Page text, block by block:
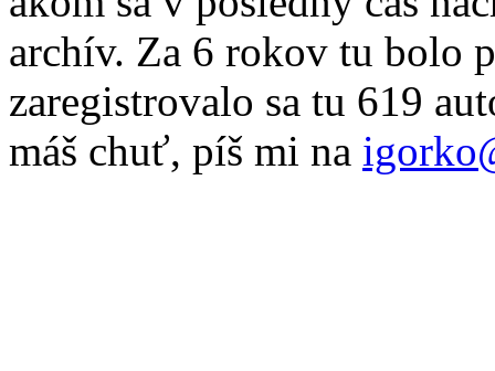
archív. Za 6 rokov tu bolo
zaregistrovalo sa tu 619
máš chuť, píš mi na